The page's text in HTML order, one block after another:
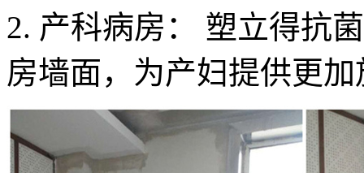
2. 产科病房： 塑立得抗
房墙面，为产妇提供更